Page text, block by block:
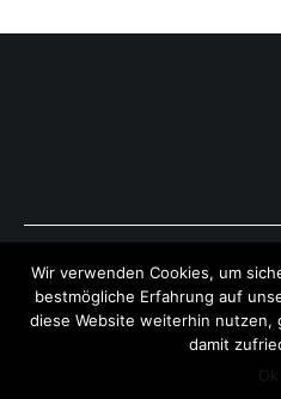
Copyright © 2026
Theme:Cenote by ThemeGrill.
Wir verwenden Cookies, um
bestmögliche Erfahrung auf
diese Website weiterhin nutzen,
damit
Ok